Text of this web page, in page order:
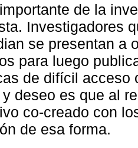
de la
Investigadores
se presentan a
para luego
de difícil acceso
deseo es que al
co-creado con
de esa forma.